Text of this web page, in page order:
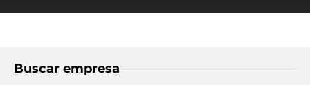
Buscar empresa